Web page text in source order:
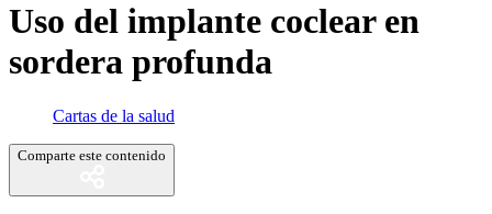
Uso del implante coclear en
sordera profunda
Cartas de la salud
Comparte este contenido